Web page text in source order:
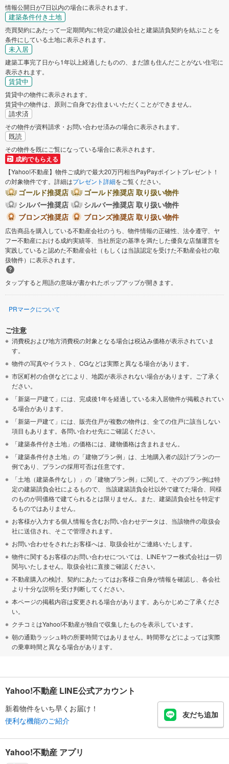
情報公開日が7日以内の場合に表示されます。
建築条件付き土地
売買契約にあたって一定期間内に特定の建設会社と建築請負契約を結ぶことを
条件にしている土地に表示されます。
未入居
建築工事完了日から1年以上経過したものの、まだ誰も住んだことがない住宅に
表示されます。
賃貸中
賃貸中の物件に表示されます。
賃貸中の物件は、原則ご自身でお住まいいただくことができません。
請求済
その物件が資料請求・お問い合わせ済みの場合に表示されます。
既読
その物件を既にご覧になっている場合に表示されます。
成約でもらえる
【Yahoo!不動産】物件ご成約で最大20万円相当PayPayポイントプレゼント！
の対象物件です。詳細はプレゼント詳細をご覧ください。
ゴールド推奨店
ゴールド推奨店 取り扱い物件
シルバー推奨店
シルバー推奨店 取り扱い物件
ブロンズ推奨店
ブロンズ推奨店 取り扱い物件
広告商品を購入している不動産会社のうち、物件情報の正確性、法令遵守、ヤ
フー不動産における成約実績等、当社所定の基準を満たした優良な店舗運営を
実践していると認めた不動産会社（もしくは当該認定を受けた不動産会社の取
扱物件）に表示されます。
タップすると用語の意味が書かれたポップアップが開きます。
PRマークについて
ご注意
消費税および地方消費税の対象となる場合は税込み価格が表示されていま
す。
物件の写真やイラスト、CGなどは実際と異なる場合があります。
市区町村の合併などにより、地図が表示されない場合があります。ご了承く
ださい。
「新築一戸建て」には、完成後1年を経過している未入居物件が掲載されてい
る場合があります。
「新築一戸建て」には、販売住戸が複数の物件は、全ての住戸に該当しない
項目もあります。各問い合わせ先にご確認ください。
「建築条件付き土地」の価格には、建物価格は含まれません。
「建築条件付き土地」の「建物プラン例」は、土地購入者の設計プランの一
例であり、プランの採用可否は任意です。
「土地（建築条件なし）」の「建物プラン例」に関して、そのプラン例は特
定の建築請負会社によるもので、 当該建築請負会社以外で建てた場合、同様
のものが同価格で建てられるとは限りません。また、建築請負会社を特定す
るものではありません。
お客様が入力する個人情報を含むお問い合わせデータは、当該物件の取扱会
社に送信され、そこで管理されます。
お問い合わせをされたお客様へは、取扱会社がご連絡いたします。
物件に関するお客様のお問い合わせについては、LINEヤフー株式会社は一切
関与いたしません。取扱会社に直接ご確認ください。
不動産購入の検討、契約にあたってはお客様ご自身が情報を確認し、各会社
より十分な説明を受け判断してください。
本ページの掲載内容は変更される場合があります。あらかじめご了承くださ
い。
クチコミはYahoo!不動産が独自で収集したものを表示しています。
朝の通勤ラッシュ時の所要時間ではありません。時間帯などによっては実際
の乗車時間と異なる場合があります。
Yahoo!不動産 LINE公式アカウント
新着物件をいち早くお届け！
便利な機能のご紹介
友だち追加
Yahoo!不動産 アプリ